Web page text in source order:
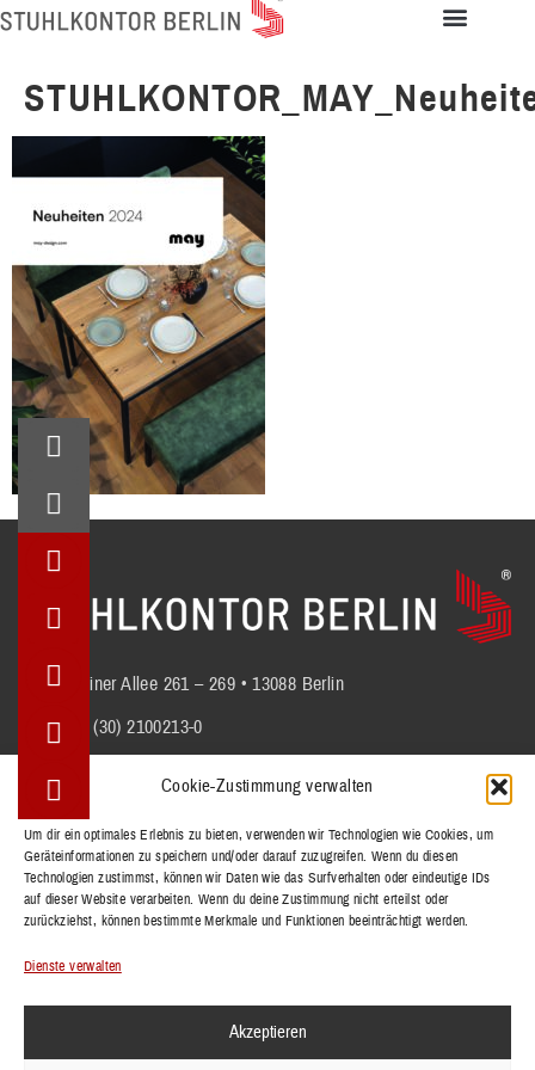
Cookie-Zustimmung verwalten
Um dir ein optimales Erlebnis zu bieten, verwenden wir Technologien wie Cookies, um
Geräteinformationen zu speichern und/oder darauf zuzugreifen. Wenn du diesen
Technologien zustimmst, können wir Daten wie das Surfverhalten oder eindeutige IDs
auf dieser Website verarbeiten. Wenn du deine Zustimmung nicht erteilst oder
zurückziehst, können bestimmte Merkmale und Funktionen beeinträchtigt werden.
Dienste verwalten
Akzeptieren
Berliner Allee 261 – 269 • 13088 Berlin
+49 (30) 2100213-0
STÜHLE
BÄNKE
TISCHE
REFERENZEN